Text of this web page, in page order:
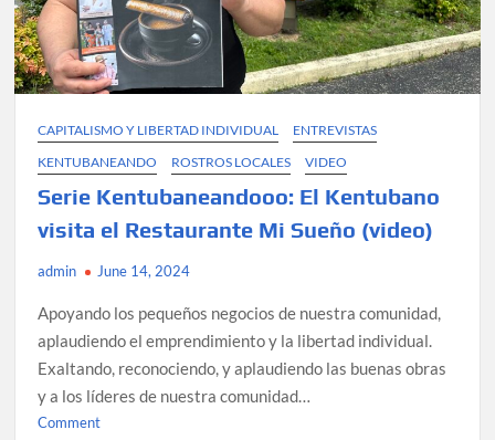
CAPITALISMO Y LIBERTAD INDIVIDUAL
ENTREVISTAS
KENTUBANEANDO
ROSTROS LOCALES VIDEO
Serie Kentubaneandooo: ​⁠​⁠​⁠​⁠El Kentubano
visita el Restaurante Mi Sueño (video)
admin June 14, 2024
Apoyando los pequeños negocios de nuestra comunidad,
aplaudiendo el emprendimiento y la libertad individual.
Exaltando, reconociendo, y aplaudiendo las buenas obras
y a los líderes de nuestra comunidad…
Commenton